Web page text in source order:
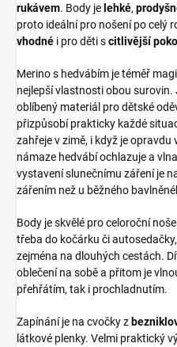
rukávem. Body je lehké,
proto ideální pro nošení po celý
vhodné i pro děti scitlivější
Merino s hedvábím je téměř
nejlepší vlastnosti obou surovin.
oblíbený materiál pro dětské
přizpůsobí prakticky každé
zahřeje v zimě, i když je opravdu
námaze hedvábí ochlazuje a
vystavení slunečnímu záření je
zářením než u běžného
Body je skvělé pro celoroční
třeba do kočárku či
zejména na dlouhých cestách.
oblečení na sobě a přitom je
přehřátím, tak i prochladnutím.
Zapínání je na cvočky z
látkové plenky. Velmi praktický